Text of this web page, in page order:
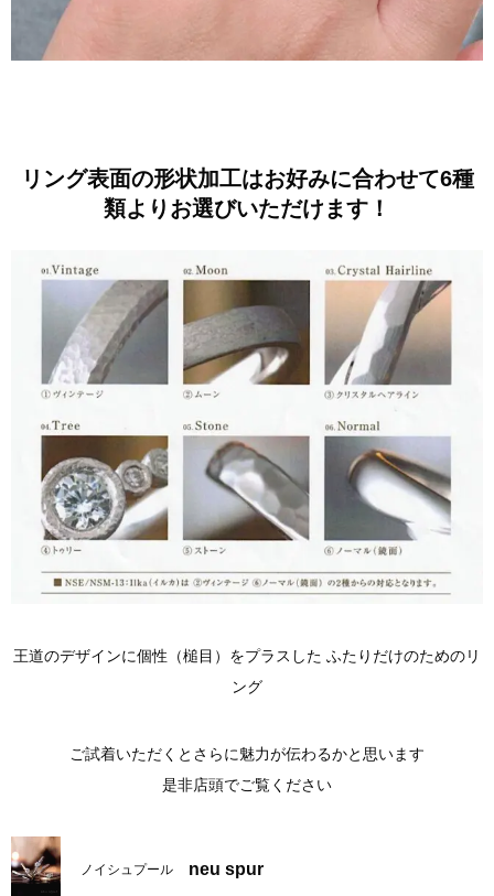
リング表面の形状加工はお好みに合わせて6種
類よりお選びいただけます！
王道のデザインに個性（槌目）をプラスした ふたりだけのためのリ
ング
ご試着いただくとさらに魅力が伝わるかと思います
是非店頭でご覧ください
ノイシュプール neu spur